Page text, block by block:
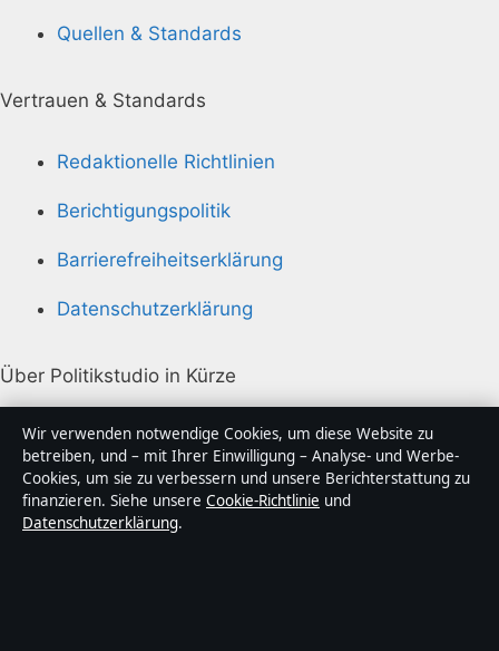
Quellen & Standards
Vertrauen & Standards
Redaktionelle Richtlinien
Berichtigungspolitik
Barrierefreiheitserklärung
Datenschutzerklärung
Über Politikstudio in Kürze
Politikstudio ist ein unabhängiger digitaler
Nachrichtenanbieter mit Fokus auf Politik, Wirtschaft,
Technik und Gesellschaft in Deutschland. Jeder Artikel
trägt eine Byline, wird von einem Redakteur geprüft
und vor der Veröffentlichung faktengecheckt.
Wir verwenden notwendige Cookies, um diese Website zu
betreiben, und – mit Ihrer Einwilligung – Analyse- und Werbe-
Cookies, um sie zu verbessern und unsere Berichterstattung zu
finanzieren. Siehe unsere Cookie-Richtlinie und
Datenschutzerklärung.